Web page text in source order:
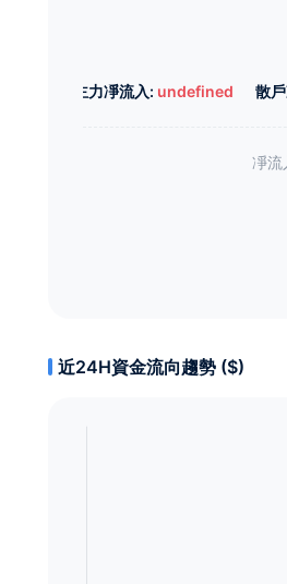
主力凈流入: undefined 散
近24H資金流向趨勢 ($)